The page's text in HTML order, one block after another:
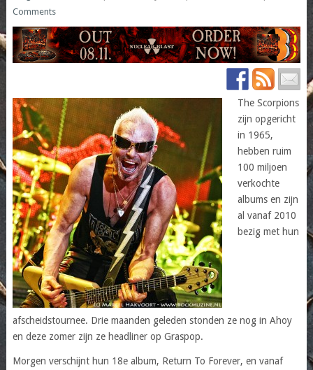
Comments
The Scorpions
zijn opgericht
in 1965,
hebben ruim
100 miljoen
verkochte
albums en zijn
al vanaf 2010
bezig met hun
afscheidstournee. Drie maanden geleden stonden ze nog in Ahoy
en deze zomer zijn ze headliner op Graspop.
Morgen verschijnt hun 18e album, Return To Forever, en vanaf